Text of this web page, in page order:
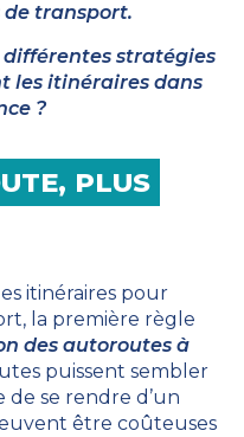
transport.
différentes stratégies
les itinéraires dans
?
PLUS
itinéraires pour
la première règle
des autoroutes à
puissent sembler
se rendre d’un
être coûteuses